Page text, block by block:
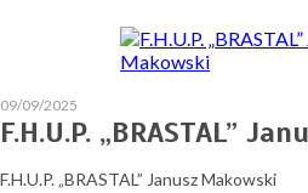
09/09/2025
F.H.U.P. „BRASTAL”
F.H.U.P. „BRASTAL” Janusz Makowski